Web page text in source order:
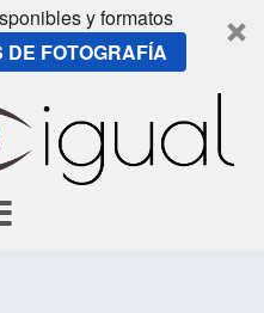
y formatos
FOTOGRAFÍA